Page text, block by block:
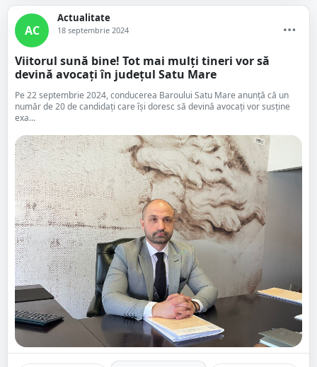
AC
Actualitate
18 septembrie 2024
Viitorul sună bine! Tot mai mulți tineri vor să
devină avocați în județul Satu Mare
Pe 22 septembrie 2024, conducerea Baroului Satu Mare anunță că un
număr de 20 de candidați care își doresc să devină avocați vor susține
exa...